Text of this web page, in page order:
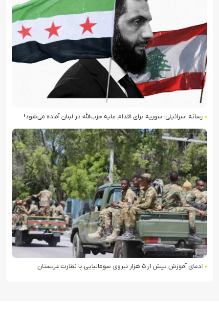
رسانه اسرائیلی: سوریه برای اقدام علیه حزب‌الله در لبنان آماده می‌شود!
ادعای آموزش بیش از ۵ هزار نیروی سومالیایی با نظارت عربستان